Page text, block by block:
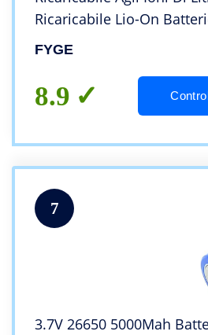
Ricaricabile Lio-On
FYGE
8.9
7
3.7V 26650 5000Mah